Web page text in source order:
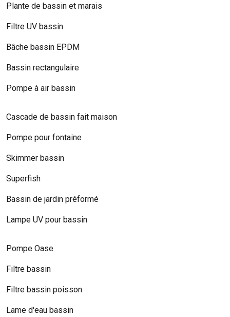
Plante de bassin et marais
Filtre UV bassin
Bâche bassin EPDM
Bassin rectangulaire
Pompe à air bassin
Cascade de bassin fait maison
Pompe pour fontaine
Skimmer bassin
Superfish
Bassin de jardin préformé
Lampe UV pour bassin
Pompe Oase
Filtre bassin
Filtre bassin poisson
Lame d'eau bassin